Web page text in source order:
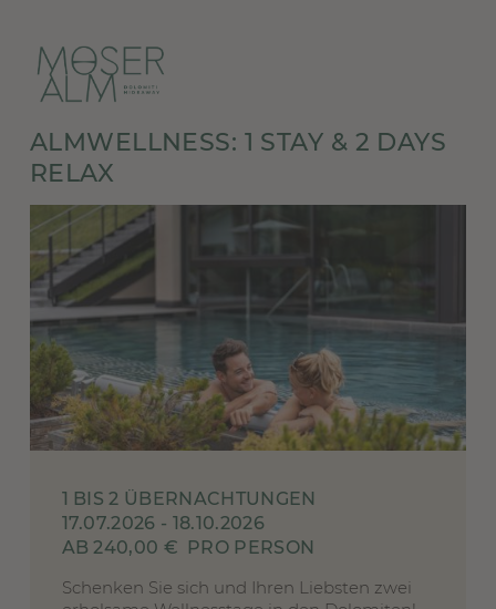
ALMWELLNESS: 1 STAY & 2 DAYS
RELAX
1 BIS 2 ÜBERNACHTUNGEN
17.07.2026 - 18.10.2026
AB 240,00 € PRO PERSON
Schenken Sie sich und Ihren Liebsten zwei